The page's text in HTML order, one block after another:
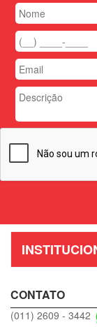
CONTATO
(011) 2609 - 3442